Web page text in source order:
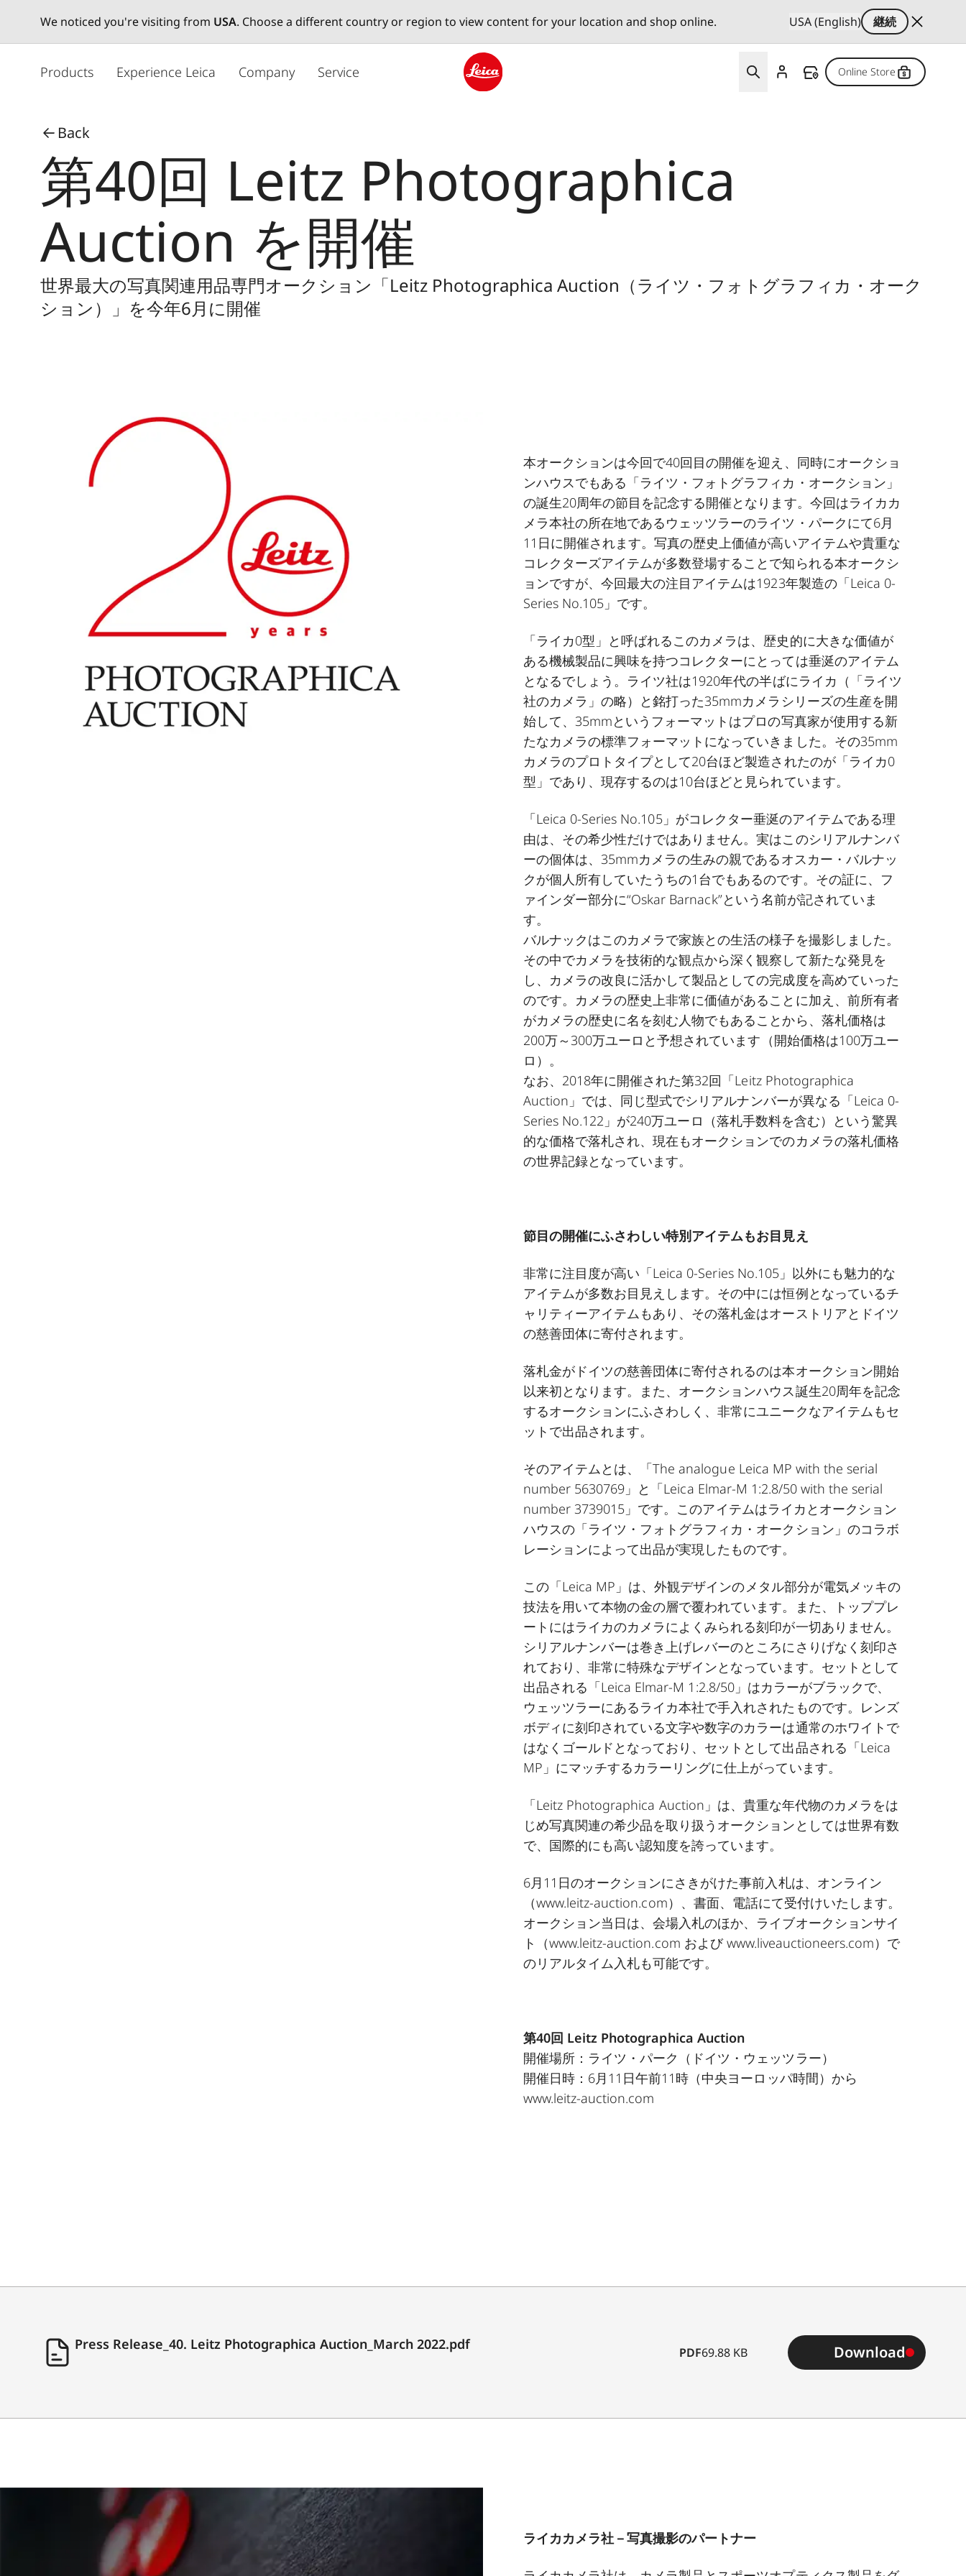
We noticed you're visiting from USA. Choose a different country or region to view content for your location and shop online. USA (English)
継続
Products Experience Leica Company Service Online Store
Back
第40回 Leitz Photographica
Auction を開催
世界最大の写真関連用品専門オークション「Leitz Photographica Auction（ライツ・フォトグラフィカ・オーク
ション）」を今年6月に開催
本オークションは今回で40回目の開催を迎え、同時にオークショ
ンハウスでもある「ライツ・フォトグラフィカ・オークション」
の誕生20周年の節目を記念する開催となります。今回はライカカ
メラ本社の所在地であるウェッツラーのライツ・パークにて6月
11日に開催されます。写真の歴史上価値が高いアイテムや貴重な
コレクターズアイテムが多数登場することで知られる本オークシ
ョンですが、今回最大の注目アイテムは1923年製造の「Leica 0-
Series No.105」です。
「ライカ0型」と呼ばれるこのカメラは、歴史的に大きな価値が
ある機械製品に興味を持つコレクターにとっては垂涎のアイテム
となるでしょう。ライツ社は1920年代の半ばにライカ（「ライツ
社のカメラ」の略）と銘打った35mmカメラシリーズの生産を開
始して、35mmというフォーマットはプロの写真家が使用する新
たなカメラの標準フォーマットになっていきました。その35mm
カメラのプロトタイプとして20台ほど製造されたのが「ライカ0
型」であり、現存するのは10台ほどと見られています。
「Leica 0-Series No.105」がコレクター垂涎のアイテムである理
由は、その希少性だけではありません。実はこのシリアルナンバ
ーの個体は、35mmカメラの生みの親であるオスカー・バルナッ
クが個人所有していたうちの1台でもあるのです。その証に、フ
ァインダー部分に“Oskar Barnack”という名前が記されていま
す。
バルナックはこのカメラで家族との生活の様子を撮影しました。
その中でカメラを技術的な観点から深く観察して新たな発見を
し、カメラの改良に活かして製品としての完成度を高めていった
のです。カメラの歴史上非常に価値があることに加え、前所有者
がカメラの歴史に名を刻む人物でもあることから、落札価格は
200万～300万ユーロと予想されています（開始価格は100万ユー
ロ）。
なお、2018年に開催された第32回「Leitz Photographica
Auction」では、同じ型式でシリアルナンバーが異なる「Leica 0-
Series No.122」が240万ユーロ（落札手数料を含む）という驚異
的な価格で落札され、現在もオークションでのカメラの落札価格
の世界記録となっています。
節目の開催にふさわしい特別アイテムもお目見え
非常に注目度が高い「Leica 0-Series No.105」以外にも魅力的な
アイテムが多数お目見えします。その中には恒例となっているチ
ャリティーアイテムもあり、その落札金はオーストリアとドイツ
の慈善団体に寄付されます。
落札金がドイツの慈善団体に寄付されるのは本オークション開始
以来初となります。また、オークションハウス誕生20周年を記念
するオークションにふさわしく、非常にユニークなアイテムもセ
ットで出品されます。
そのアイテムとは、「The analogue Leica MP with the serial
number 5630769」と「Leica Elmar-M 1:2.8/50 with the serial
number 3739015」です。このアイテムはライカとオークション
ハウスの「ライツ・フォトグラフィカ・オークション」のコラボ
レーションによって出品が実現したものです。
この「Leica MP」は、外観デザインのメタル部分が電気メッキの
技法を用いて本物の金の層で覆われています。また、トッププレ
ートにはライカのカメラによくみられる刻印が一切ありません。
シリアルナンバーは巻き上げレバーのところにさりげなく刻印さ
れており、非常に特殊なデザインとなっています。セットとして
出品される「Leica Elmar-M 1:2.8/50」はカラーがブラックで、
ウェッツラーにあるライカ本社で手入れされたものです。レンズ
ボディに刻印されている文字や数字のカラーは通常のホワイトで
はなくゴールドとなっており、セットとして出品される「Leica
MP」にマッチするカラーリングに仕上がっています。
「Leitz Photographica Auction」は、貴重な年代物のカメラをは
じめ写真関連の希少品を取り扱うオークションとしては世界有数
で、国際的にも高い認知度を誇っています。
6月11日のオークションにさきがけた事前入札は、オンライン
（www.leitz-auction.com）、書面、電話にて受付けいたします。
オークション当日は、会場入札のほか、ライブオークションサイ
ト（www.leitz-auction.com およびwww.liveauctioneers.com）で
のリアルタイム入札も可能です。
第40回 Leitz Photographica Auction
開催場所：ライツ・パーク（ドイツ・ウェッツラー）
開催日時：6月11日午前11時（中央ヨーロッパ時間）から
www.leitz-auction.com
Press Release_40. Leitz Photographica Auction_March 2022.pdf PDF69.88 KB Download
ライカカメラ社－写真撮影のパートナー